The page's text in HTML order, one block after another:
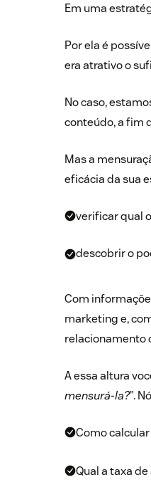
Em uma
Por ela é
era atrativo o
No caso,
conteúdo, a fim
Mas a
eficácia da sua
verificar qual
descobrir o
Com
marketing e,
relacionamento
A essa altura
mensurá-la?”.
Como
Qual a taxa